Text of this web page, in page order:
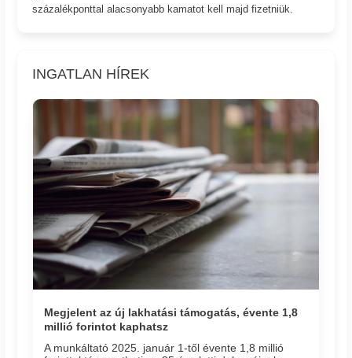
százalékponttal alacsonyabb kamatot kell majd fizetniük.
INGATLAN HÍREK
Megjelent az új lakhatási támogatás, évente 1,8
millió forintot kaphatsz
A munkáltató 2025. január 1-től évente 1,8 millió